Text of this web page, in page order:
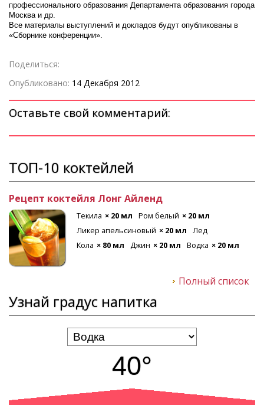
профессионального образования Департамента образования города
Москва и др.
Все материалы выступлений и докладов будут опубликованы в
«Сборнике конференции».
Поделиться:
Опубликовано: 14 Декабря 2012
Оставьте свой комментарий:
ТОП-10 коктейлей
Рецепт коктейля Лонг Айленд
Текила × 20 мл Ром белый × 20 мл
Ликер апельсиновый × 20 мл
Лед
Кола × 80 мл Джин × 20 мл Водка × 20 мл
Полный список
Узнай градус напитка
40°